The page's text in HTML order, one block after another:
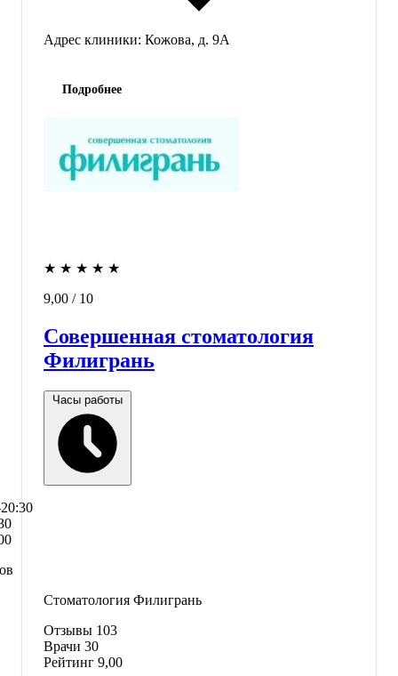
Адрес клиники: Кожова, д. 9А
Подробнее
★ ★ ★ ★ ★
9,00 / 10
Совершенная стоматология
Филигрань
Часы работы
Стоматология Филигрань
Отзывы 103
Врачи 30
Рейтинг 9,00